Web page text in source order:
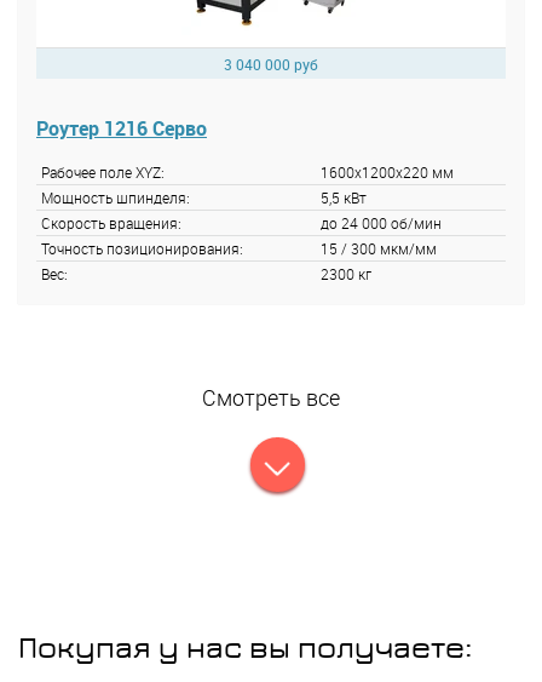
3 040 000 руб
Роутер 1216 Серво
Рабочее поле XYZ:
1600x1200x220 мм
Мощность шпинделя:
5,5 кВт
Скорость вращения:
до 24 000 об/мин
Точность позиционирования:
15 / 300 мкм/мм
Вес:
2300 кг
Смотреть все
Покупая у нас вы получаете: